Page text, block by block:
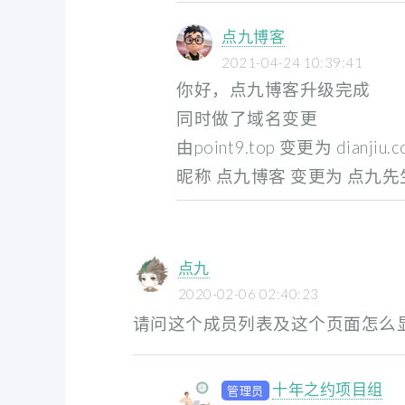
点九博客
2021-04-24 10:39:41
你好，点九博客升级完成
同时做了域名变更
由point9.top 变更为
昵称 点九博客 变更为 点九先
点九
2020-02-06 02:40:23
请问这个成员列表及这个页面怎么
管理员 十年之约项目组